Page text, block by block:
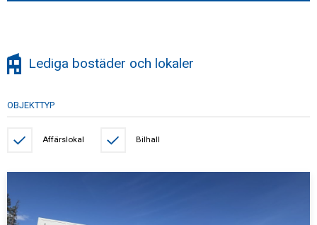
Lediga bostäder och lokaler
OBJEKTTYP
Affärslokal Bilhall